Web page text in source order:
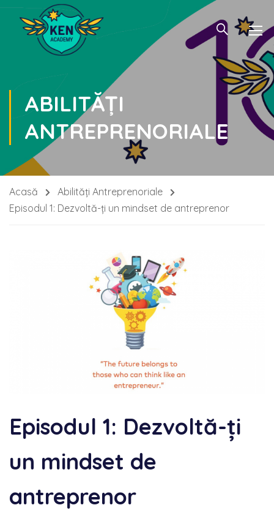
ABILITĂȚI
ANTREPRENORIALE
Acasă
Abilități Antreprenoriale
Episodul 1: Dezvoltă-ți un mindset de antreprenor
Episodul 1: Dezvoltă-ți
un mindset de
antreprenor